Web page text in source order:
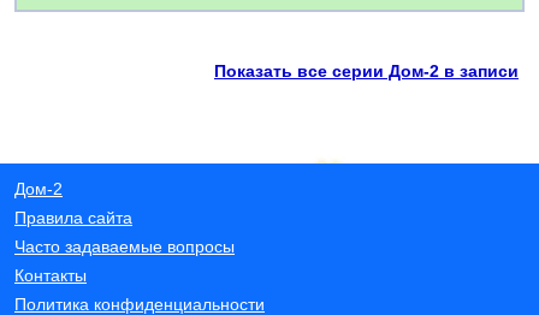
Показать все серии Дом-2 в записи
Дом-2
Правила сайта
Часто задаваемые вопросы
Контакты
Политика конфиденциальности